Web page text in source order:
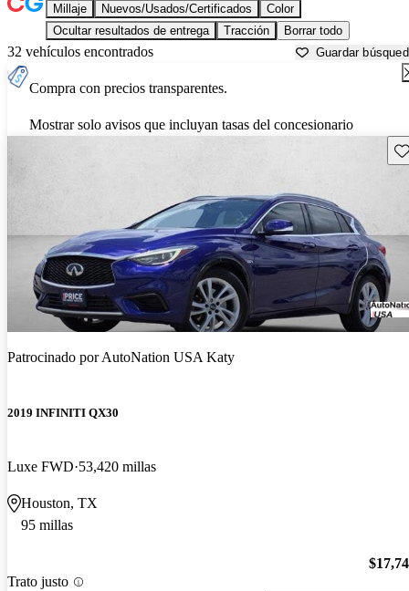
Millaje Nuevos/Usados/Certificados
Color
Ocultar resultados de entrega
Tracción Borrar todo
32 vehículos encontrados Guardar
Compra con precios transparentes.
Mostrar solo avisos que incluyan tasas del concesionario
Patrocinado porAutoNation USA Katy
2019 INFINITI QX30
Luxe FWD 53,420 millas
Houston, TX
95 millas
Trato justo